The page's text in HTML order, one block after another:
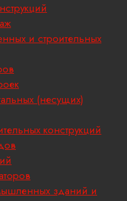
и строительных
(несущих)
конструкций
зданий и